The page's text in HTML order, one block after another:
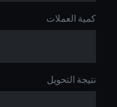
كمية العملات
نتيجة التحويل